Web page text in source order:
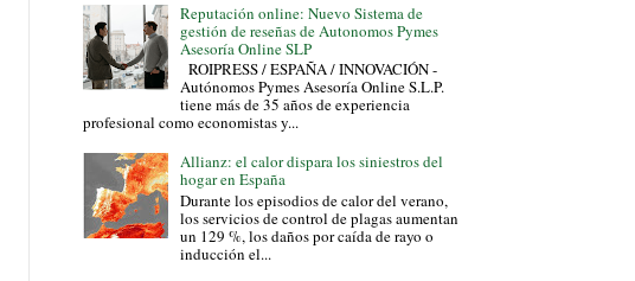
Reputación online: Nuevo Sistema de
gestión de reseñas de Autonomos Pymes
Asesoría Online SLP
ROIPRESS / ESPAÑA / INNOVACIÓN -
Autónomos Pymes Asesoría Online S.L.P.
tiene más de 35 años de experiencia
profesional como economistas y...
Allianz: el calor dispara los siniestros del
hogar en España
Durante los episodios de calor del verano,
los servicios de control de plagas aumentan
un 129 %, los daños por caída de rayo o
inducción el...